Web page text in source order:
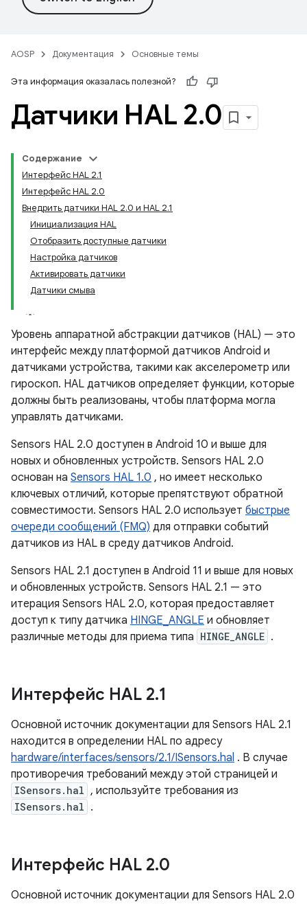
AOSP Документация Основные темы
Эта информация оказалась полезной?
Датчики HAL 2.0
Содержание
Интерфейс HAL 2.1
Интерфейс HAL 2.0
Внедрить датчики HAL 2.0 и HAL 2.1
Инициализация HAL
Отобразить доступные датчики
Настройка датчиков
Активировать датчики
Датчики смыва
Уровень аппаратной абстракции датчиков (HAL) — это
интерфейс между платформой датчиков Android и
датчиками устройства, такими как акселерометр или
гироскоп. HAL датчиков определяет функции, которые
должны быть реализованы, чтобы платформа могла
управлять датчиками.
Sensors HAL 2.0 доступен в Android 10 и выше для
новых и обновленных устройств. Sensors HAL 2.0
основан на Sensors HAL 1.0 , но имеет несколько
ключевых отличий, которые препятствуют обратной
совместимости. Sensors HAL 2.0 использует быстрые
очереди сообщений (FMQ) для отправки событий
датчиков из HAL в среду датчиков Android.
Sensors HAL 2.1 доступен в Android 11 и выше для новых
и обновленных устройств. Sensors HAL 2.1 — это
итерация Sensors HAL 2.0, которая предоставляет
доступ к типу датчика HINGE_ANGLE и обновляет
различные методы для приема типа HINGE_ANGLE .
Интерфейс HAL 2.1
Основной источник документации для Sensors HAL 2.1
находится в определении HAL по адресу
hardware/interfaces/sensors/2.1/ISensors.hal . В случае
противоречия требований между этой страницей и
ISensors.hal , используйте требования из
ISensors.hal .
Интерфейс HAL 2.0
Основной источник документации для Sensors HAL 2.0